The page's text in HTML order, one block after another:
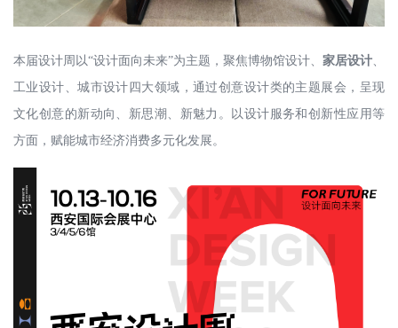
本届设计周 以“设计面向未来”为主题，聚焦博物馆设计、 家居设计、
工业设计、城市设计 四大领域 ，通过创意设计类的主题展会，呈现
文化创意的新动向、新思潮、新魅力 。 以设计服务和创新性应用等
方面 ，赋能城市经济消费多元化发展。